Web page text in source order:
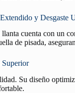
y Desgaste
cuenta con un
de pisada,
Su diseño